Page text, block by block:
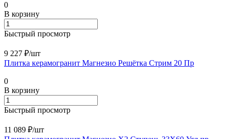
0
В корзину
Быстрый просмотр
9 227 ₽/шт
Плитка керамогранит Магнезио Решётка Стрим 20 Пр
0
В корзину
Быстрый просмотр
11 089 ₽/шт